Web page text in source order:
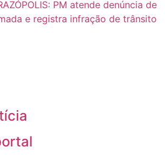
PM atende denúncia de
e registra infração de trânsito